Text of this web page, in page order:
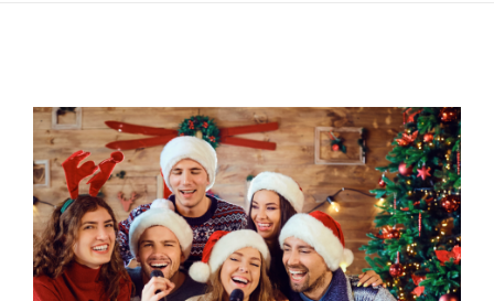
View
Larger
Image